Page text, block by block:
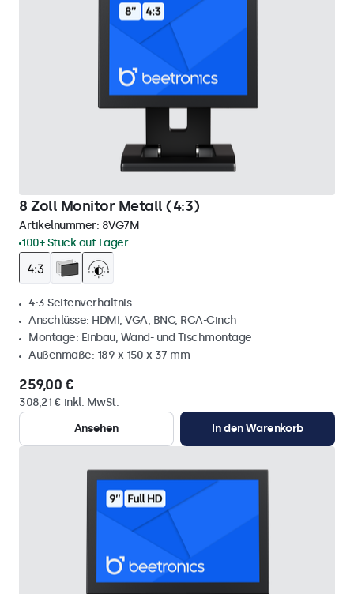
8 Zoll Monitor Metall (4:3)
Artikelnummer: 8VG7M
100+ Stück auf Lager
4:3 Seitenverhältnis
Anschlüsse: HDMI, VGA, BNC, RCA-Cinch
Montage: Einbau, Wand- und Tischmontage
Außenmaße: 189 x 150 x 37 mm
259,00 €
308,21 € inkl. MwSt.
Ansehen
In den Warenkorb